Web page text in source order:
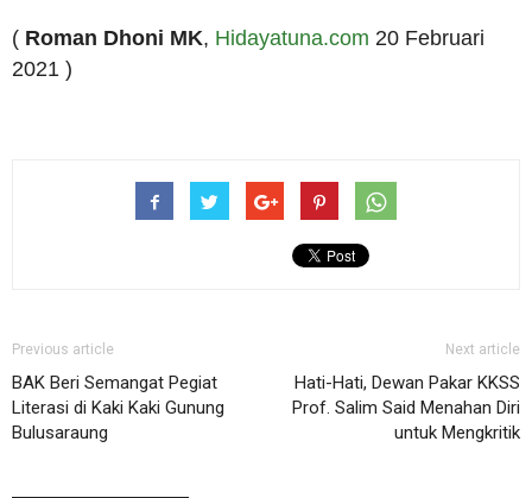
( Roman Dhoni MK, Hidayatuna.com 20 Februari
2021 )
Previous article
BAK Beri Semangat Pegiat
Literasi di Kaki Kaki Gunung
Bulusaraung
Next article
Hati-Hati, Dewan Pakar KKSS
Prof. Salim Said Menahan Diri
untuk Mengkritik